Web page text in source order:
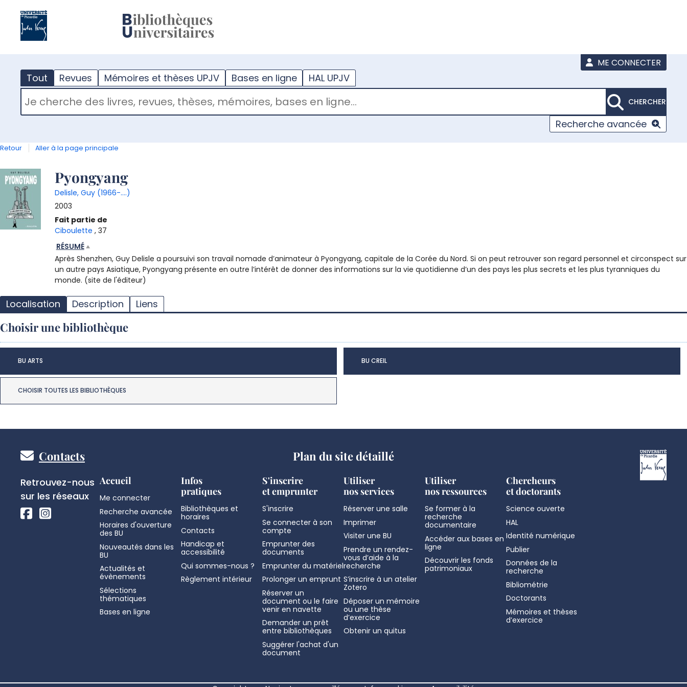
ME CONNECTER
Tout Revues Mémoires et thèses UPJV Bases en ligne HAL UPJV
RECHERCHER DANS "TOUT"
CHERCHER
Recherche avancée
Retour Aller à la page principale
Détail
document
Pyongyang
Delisle, Guy (1966-....)
2003
Fait partie de
Ciboulette , 37
RÉSUMÉ
Après Shenzhen, Guy Delisle a poursuivi son travail nomade d’animateur à Pyongyang, capitale de la Corée du Nord. Si on peut retrouver son regard personnel et circonspect sur
un autre pays Asiatique, Pyongyang présente en outre l’intérêt de donner des informations sur la vie quotidienne d’un des pays les plus secrets et les plus tyranniques du
monde. (site de l'éditeur)
Localisation Description Liens
Choisir une bibliothèque
BU ARTS BU CREIL
CHOISIR TOUTES LES BIBLIOTHÈQUES
Pied
de
page
Contacts
Réseaux
sociaux
Retrouvez-nous
sur les réseaux
Plan du site détaillé
Accueil
Me connecter
Recherche avancée
Horaires d'ouverture
des BU
Nouveautés dans les
BU
Actualités et
évènements
Sélections
thématiques
Bases en ligne
Infos
pratiques
Bibliothèques et
horaires
Contacts
Handicap et
accessibilité
Qui sommes-nous ?
Règlement intérieur
S'inscrire
et emprunter
S'inscrire
Se connecter à son
compte
Emprunter des
documents
Emprunter du matériel
Prolonger un emprunt
Réserver un
document ou le faire
venir en navette
Demander un prêt
entre bibliothèques
Suggérer l'achat d'un
document
Utiliser
nos services
Réserver une salle
Imprimer
Visiter une BU
Prendre un rendez-
vous d’aide à la
recherche
S’inscrire à un atelier
Zotero
Déposer un mémoire
ou une thèse
d’exercice
Obtenir un quitus
Utiliser
nos ressources
Se former à la
recherche
documentaire
Accéder aux bases en
ligne
Découvrir les fonds
patrimoniaux
Chercheurs
et doctorants
Science ouverte
HAL
Identité numérique
Publier
Données de la
recherche
Bibliométrie
Doctorants
Mémoires et thèses
d’exercice